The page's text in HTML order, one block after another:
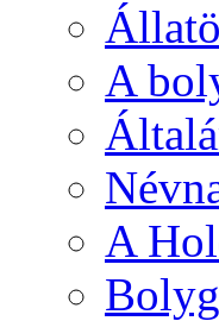
A
A